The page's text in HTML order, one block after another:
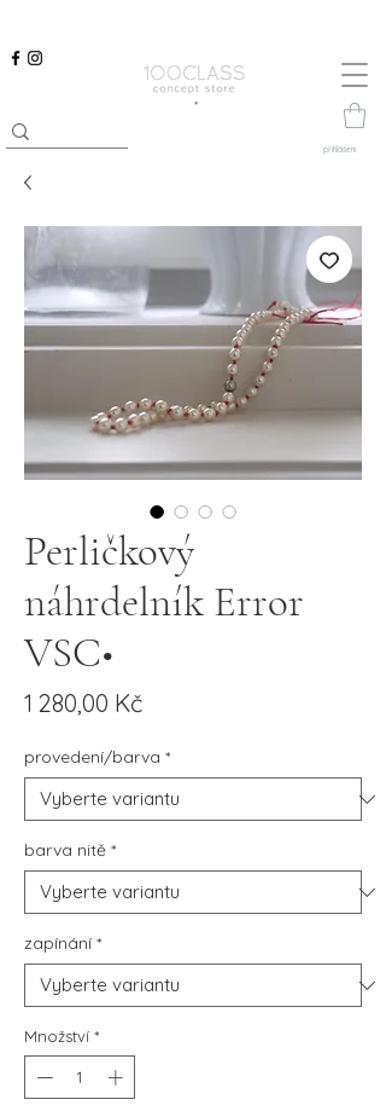
přihlášení
Perličkový
náhrdelník Error
VSC•
1 280,00 KčCena
provedení/barva *
barva nitě *
zapínání *
Množství *